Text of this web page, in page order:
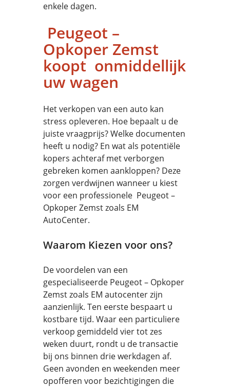
enkele dagen.
Peugeot –
Opkoper Zemst
koopt onmiddellijk
uw wagen
Het verkopen van een auto kan
stress opleveren. Hoe bepaalt u de
juiste vraagprijs? Welke documenten
heeft u nodig? En wat als potentiële
kopers achteraf met verborgen
gebreken komen aankloppen? Deze
zorgen verdwijnen wanneer u kiest
voor een professionele Peugeot –
Opkoper Zemst zoals EM
AutoCenter.
Waarom Kiezen voor ons?
De voordelen van een
gespecialiseerde Peugeot – Opkoper
Zemst zoals EM autocenter zijn
aanzienlijk. Ten eerste bespaart u
kostbare tijd. Waar een particuliere
verkoop gemiddeld vier tot zes
weken duurt, rondt u de transactie
bij ons binnen drie werkdagen af.
Geen avonden en weekenden meer
opofferen voor bezichtigingen die